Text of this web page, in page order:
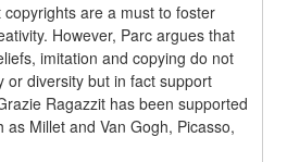
are a must to foster
However, Parc argues that
imitation and copying do not
or diversity but in fact support
Ragazzit has been supported
Millet and Van Gogh, Picasso,